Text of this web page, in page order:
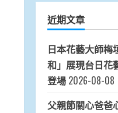
近期文章
日本花藝大師
和」展現台日花
登場 2026-08-08
父親節關心爸